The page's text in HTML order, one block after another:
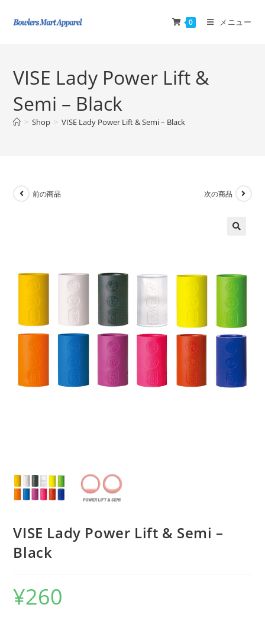
0 メニュー
VISE Lady Power Lift &
Semi – Black
> Shop > VISE Lady Power Lift & Semi – Black
前の商品 次の商品
VISE Lady Power Lift & Semi –
Black
¥260